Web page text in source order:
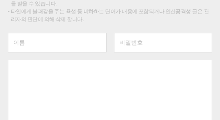
를 받을 수 있습니다.
타인에게 불쾌감을 주는 욕설 등 비하하는 단어가 내용에 포함되거나 인신공격성 글은 관
리자의 판단에 의해 삭제 합니다.